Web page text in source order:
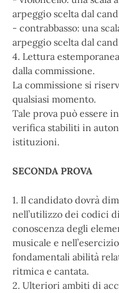
arpeggio scelta dal
- contrabbasso: una
arpeggio scelta dal
4. Lettura
dalla commissione.
La commissione si
qualsiasi momento.
Tale prova può essere
verifica stabiliti in
istituzioni.
SECONDA PROVA
1. Il candidato dovrà
nell’utilizzo dei codici
conoscenza degli
musicale e
fondamentali abilità
ritmica e cantata.
2. Ulteriori ambiti di